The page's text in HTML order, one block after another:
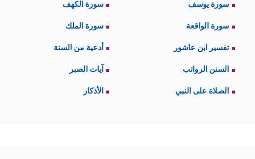
سورة يوسف سورة الكهف
سورة الواقعة سورة الملك
تفسير ابن عاشور أدعية من السنة
السنن الرواتب آيات الصبر
الصلاة على النبي الأذكار